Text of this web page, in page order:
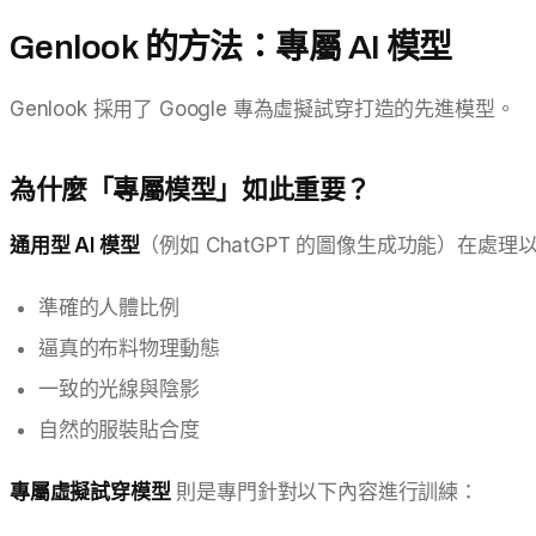
Genlook 的方法：專屬 AI 模型
Genlook 採用了 Google 專為虛擬試穿打造的先進模型。
為什麼「專屬模型」如此重要？
通用型 AI 模型 （例如 ChatGPT 的圖像生成功能）在處理
準確的人體比例
逼真的布料物理動態
一致的光線與陰影
自然的服裝貼合度
專屬虛擬試穿模型 則是專門針對以下內容進行訓練：